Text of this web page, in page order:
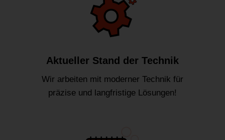
Aktueller Stand der Technik
Wir arbeiten mit moderner Technik für
präzise und langfristige Lösungen!